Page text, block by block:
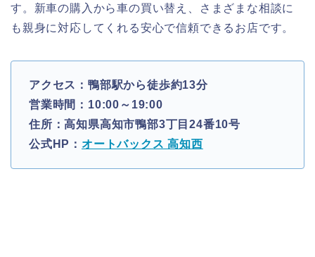
す。新車の購入から車の買い替え、さまざまな相談に
も親身に対応してくれる安心で信頼できるお店です。
アクセス：鴨部駅から徒歩約13分
営業時間：10:00～19:00
住所：高知県高知市鴨部3丁目24番10号
公式HP： オートバックス 高知西